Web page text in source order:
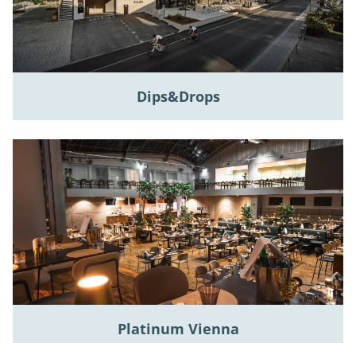
Dips&Drops
Platinum Vienna